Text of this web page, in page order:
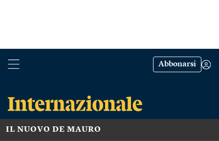
Abbonarsi
IL NUOVO DE MAURO